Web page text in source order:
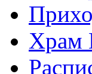
Храм